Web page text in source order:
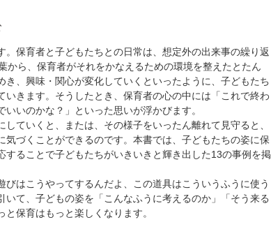
保育者と子どもたちとの日常は、想定外の出来事の繰り返
から、保育者がそれをかなえるための環境を整えたとたん
き、興味・関心が変化していくといったように、子どもたち
いきます。そうしたとき、保育者の心の中には「これで終わ
いのかな？」といった思いが浮かびます。
ていくと、または、その様子をいったん離れて見守ると、
気づくことができるのです。本書では、子どもたちの姿に保
することで子どもたちがいきいきと輝き出した13の事例を掲
はこうやってするんだよ、この道具はこういうふうに使う
いて、子どもの姿を「こんなふうに考えるのか」「そう来る
保育はもっと楽しくなります。